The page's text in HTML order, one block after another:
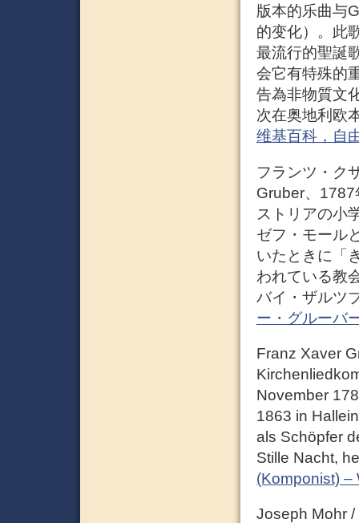
版本的乐曲与
的变化）。此
最流行的聖誕
会它有特殊的
告為非物質文
次在奥地利欧
维基百科，自
フランツ・ク
Gruber、
ストリアの小
ゼフ・モール
いたときに「
われている教
バイ・ザルツ
ー・グルーバ
Franz Xaver
November
1863 in
als Schöpfer
Stille Nacht,
(Komponist) –
Joseph Mohr